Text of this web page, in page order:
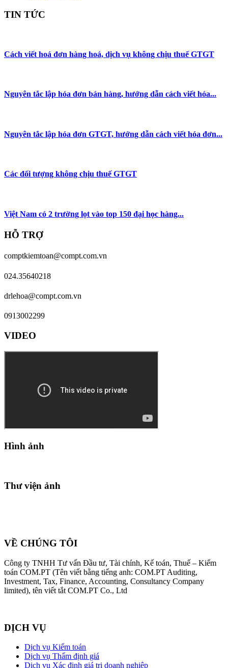
TIN TỨC
Cách viết hoá đơn hàng hoá, dịch vụ không chịu thuế GTGT
Nguyên tắc lập hóa đơn bán hàng, hướng dẫn cách viết hóa...
Nguyên tắc lập hóa đơn GTGT, hướng dẫn cách viết hóa đơn...
Các đối tượng không chịu thuế GTGT
Việt Nam có 2 trường lọt vào top 150 đại học hàng...
HỖ TRỢ
comptkiemtoan@compt.com.vn
024.35640218
drlehoa@compt.com.vn
0913002299
VIDEO
Hình ảnh
Thư viện ảnh
VỀ CHÚNG TÔI
Công ty TNHH Tư vấn Đầu tư, Tài chính, Kế toán, Thuế – Kiểm
toán COM.PT (Tên viết bằng tiếng anh: COM.PT Auditing,
Investment, Tax, Finance, Accounting, Consultancy Company
limited), tên viết tắt COM.PT Co., Ltd
DỊCH VỤ
Dịch vụ Kiểm toán
Dịch vụ Thẩm định giá
Dịch vụ Xác định giá trị doanh nghiệp